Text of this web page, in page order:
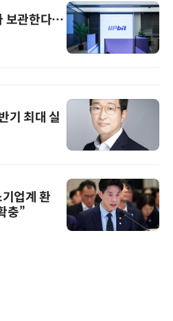
보관한다…
기 최대 실
업계 환
충”